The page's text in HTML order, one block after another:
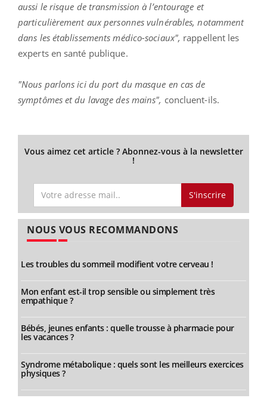
aussi le risque de transmission à l’entourage et
particulièrement aux personnes vulnérables, notamment
dans les établissements médico-sociaux", rappellent les
experts en santé publique.
"Nous parlons ici du port du masque en cas de
symptômes et du lavage des mains", concluent-ils.
Vous aimez cet article ? Abonnez-vous à la newsletter
!
S'inscrire
NOUS VOUS RECOMMANDONS
Les troubles du sommeil modifient votre cerveau !
Mon enfant est-il trop sensible ou simplement très
empathique ?
Bébés, jeunes enfants : quelle trousse à pharmacie pour
les vacances ?
Syndrome métabolique : quels sont les meilleurs exercices
physiques ?